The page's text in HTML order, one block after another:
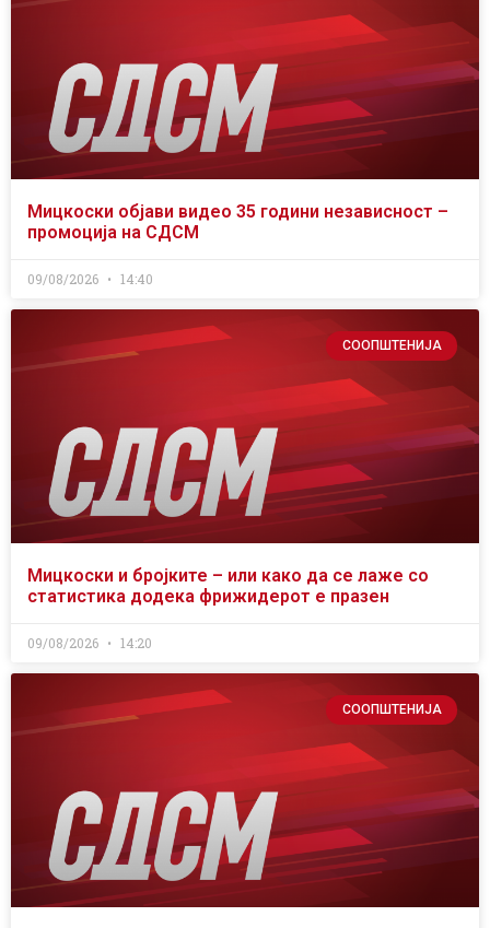
Мицкоски објави видео 35 години независност –
промоција на СДСМ
09/08/2026 14:40
СООПШТЕНИЈА
Мицкоски и бројките – или како да се лаже со
статистика додека фрижидерот е празен
09/08/2026 14:20
СООПШТЕНИЈА